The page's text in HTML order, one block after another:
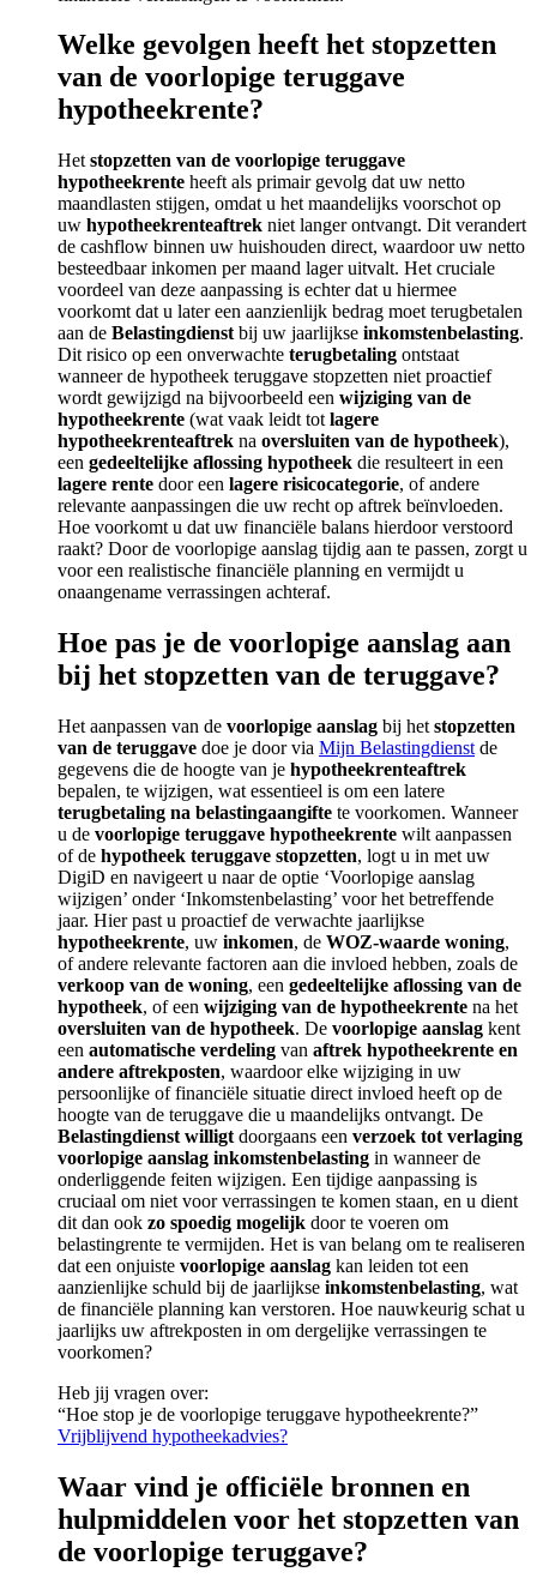
Welke gevolgen heeft het stopzetten
van de voorlopige teruggave
hypotheekrente?
Het stopzetten van de voorlopige teruggave
hypotheekrente heeft als primair gevolg dat uw netto
maandlasten stijgen, omdat u het maandelijks voorschot op
uw hypotheekrenteaftrek niet langer ontvangt. Dit verandert
de cashflow binnen uw huishouden direct, waardoor uw netto
besteedbaar inkomen per maand lager uitvalt. Het cruciale
voordeel van deze aanpassing is echter dat u hiermee
voorkomt dat u later een aanzienlijk bedrag moet terugbetalen
aan de Belastingdienst bij uw jaarlijkse inkomstenbelasting.
Dit risico op een onverwachte terugbetaling ontstaat
wanneer de hypotheek teruggave stopzetten niet proactief
wordt gewijzigd na bijvoorbeeld een wijziging van de
hypotheekrente (wat vaak leidt tot lagere
hypotheekrenteaftrek na oversluiten van de hypotheek),
een gedeeltelijke aflossing hypotheek die resulteert in een
lagere rente door een lagere risicocategorie, of andere
relevante aanpassingen die uw recht op aftrek beïnvloeden.
Hoe voorkomt u dat uw financiële balans hierdoor verstoord
raakt? Door de voorlopige aanslag tijdig aan te passen, zorgt u
voor een realistische financiële planning en vermijdt u
onaangename verrassingen achteraf.
Hoe pas je de voorlopige aanslag aan
bij het stopzetten van de teruggave?
Het aanpassen van de voorlopige aanslag bij het stopzetten
van de teruggave doe je door via Mijn Belastingdienst de
gegevens die de hoogte van je hypotheekrenteaftrek
bepalen, te wijzigen, wat essentieel is om een latere
terugbetaling na belastingaangifte te voorkomen. Wanneer
u de voorlopige teruggave hypotheekrente wilt aanpassen
of de hypotheek teruggave stopzetten, logt u in met uw
DigiD en navigeert u naar de optie ‘Voorlopige aanslag
wijzigen’ onder ‘Inkomstenbelasting’ voor het betreffende
jaar. Hier past u proactief de verwachte jaarlijkse
hypotheekrente, uw inkomen, de WOZ-waarde woning,
of andere relevante factoren aan die invloed hebben, zoals de
verkoop van de woning, een gedeeltelijke aflossing van de
hypotheek, of een wijziging van de hypotheekrente na het
oversluiten van de hypotheek. De voorlopige aanslag kent
een automatische verdeling van aftrek hypotheekrente en
andere aftrekposten, waardoor elke wijziging in uw
persoonlijke of financiële situatie direct invloed heeft op de
hoogte van de teruggave die u maandelijks ontvangt. De
Belastingdienst willigt doorgaans een verzoek tot verlaging
voorlopige aanslag inkomstenbelasting in wanneer de
onderliggende feiten wijzigen. Een tijdige aanpassing is
cruciaal om niet voor verrassingen te komen staan, en u dient
dit dan ook zo spoedig mogelijk door te voeren om
belastingrente te vermijden. Het is van belang om te realiseren
dat een onjuiste voorlopige aanslag kan leiden tot een
aanzienlijke schuld bij de jaarlijkse inkomstenbelasting, wat
de financiële planning kan verstoren. Hoe nauwkeurig schat u
jaarlijks uw aftrekposten in om dergelijke verrassingen te
voorkomen?
Heb jij vragen over:
“Hoe stop je de voorlopige teruggave hypotheekrente?”
Vrijblijvend hypotheekadvies?
Waar vind je officiële bronnen en
hulpmiddelen voor het stopzetten van
de voorlopige teruggave?